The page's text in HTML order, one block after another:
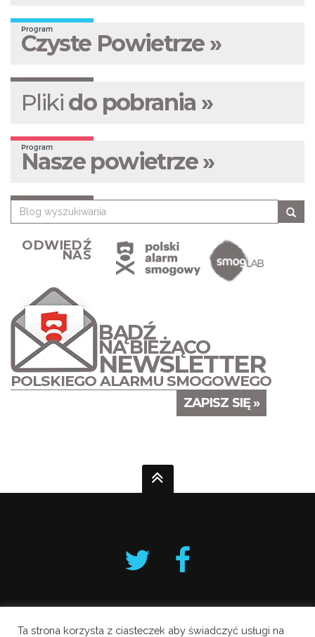
Program
Czyste Powietrze »
Pliki do pobrania »
Program
Nasze powietrze »
ODWIEDŹ
NAS
BĄDŹ
NA BIEŻĄCO
NEWSLETTER
POLSKIEGO ALARMU SMOGOWEGO
ZAPISZ SIĘ »
Ta strona korzysta z ciasteczek aby świadczyć usługi na